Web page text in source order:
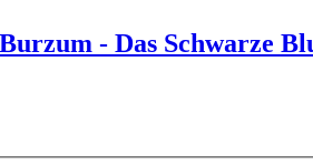
- Das Schwarze